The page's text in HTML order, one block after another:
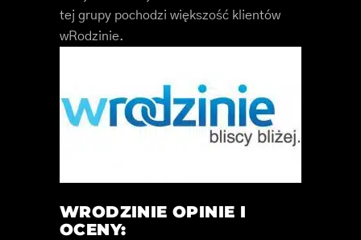
tej grupy pochodzi większość klientów
wRodzinie.
WRODZINIE OPINIE I
OCENY: